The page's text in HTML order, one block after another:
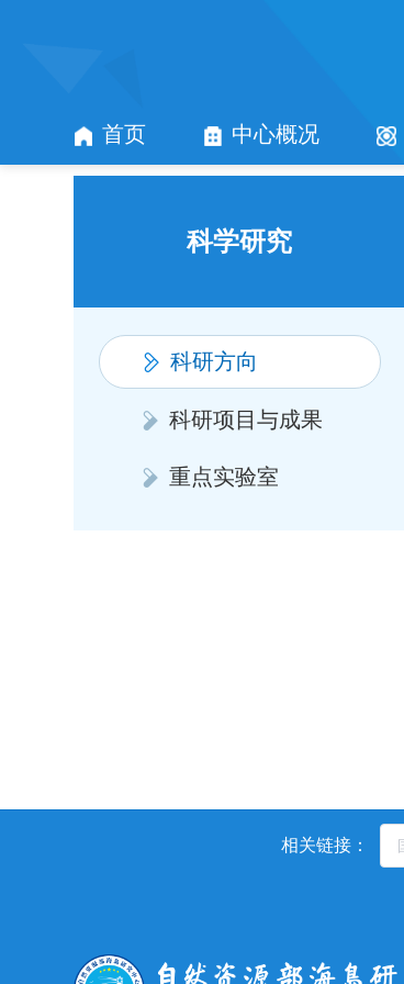
首页 中心概况
科学研究
科研方向
科研项目与成果
重点实验室
相关链接：